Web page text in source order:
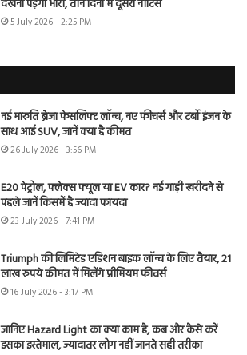
देखना पड़ेगा भारी, तीन दिनों में दूसरा नोटिस
5 July 2026 - 2:25 PM
नई मारुति ब्रेजा फेसलिफ्ट लॉन्च, नए फीचर्स और टर्बो इंजन के
साथ आई SUV, जानें क्या है कीमत
26 July 2026 - 3:56 PM
E20 पेट्रोल, फ्लेक्स फ्यूल या EV कार? नई गाड़ी खरीदने से
पहले जानें किसमें है ज्यादा फायदा
23 July 2026 - 7:41 PM
Triumph की लिमिटेड एडिशन बाइक लॉन्च के लिए तैयार, 21
लाख रुपये कीमत में मिलेंगे प्रीमियम फीचर्स
16 July 2026 - 3:17 PM
जानिए Hazard Light का क्या काम है, कब और कैसे करें
इसका इस्तेमाल, ज्यादातर लोग नहीं जानते सही तरीका